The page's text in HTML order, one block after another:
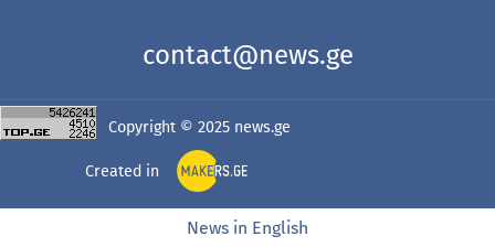
contact@news.ge
Copyright © 2025 news.ge
Created in
News in English